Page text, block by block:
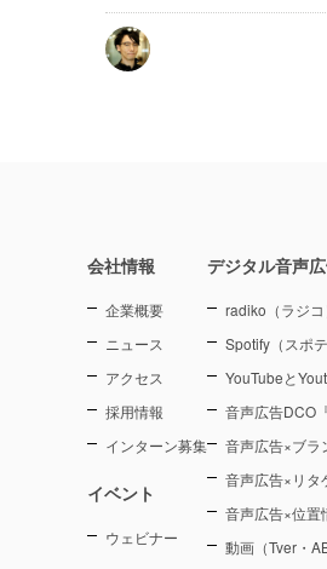
会社情報
企業概要
ニュース
アクセス
採用情報
インターン募集
イベント
ウェビナー
デジタル音声
radiko（ラジ
Spotify（スポ
YouTubeと
音声広告DCO
音声広告×ブラ
音声広告×リタ
音声広告×位置
動画（Tver・